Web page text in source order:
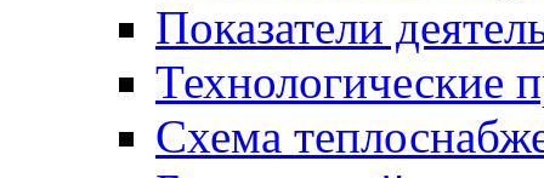
Показатели
Технологические
Схема